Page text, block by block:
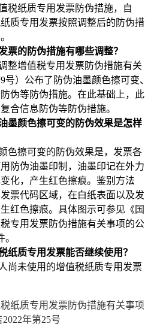
纸质专用发票防伪措施，自
质专用发票按照调整后的防伪措
票的防伪措施有哪些调整？
增值税专用发票防伪措施有关
号）公布了防伪油墨颜色擦可变、
伪等防伪措施。在此基础上，此
合信息防伪等防伪措施。
墨颜色擦可变的防伪效果是怎样
擦可变的防伪效果是，发票各
防伪油墨印制，油墨印记在外力
化，产生红色擦痕。鉴别方法
票代码区域，在白纸表面以及发
红色擦痕。具体图示可参见《国
专用发票防伪措施有关事项的公
纸质专用发票能否继续使用？
未使用的增值税纸质专用发票
纸质专用发票防伪措施有关事项
年第25号